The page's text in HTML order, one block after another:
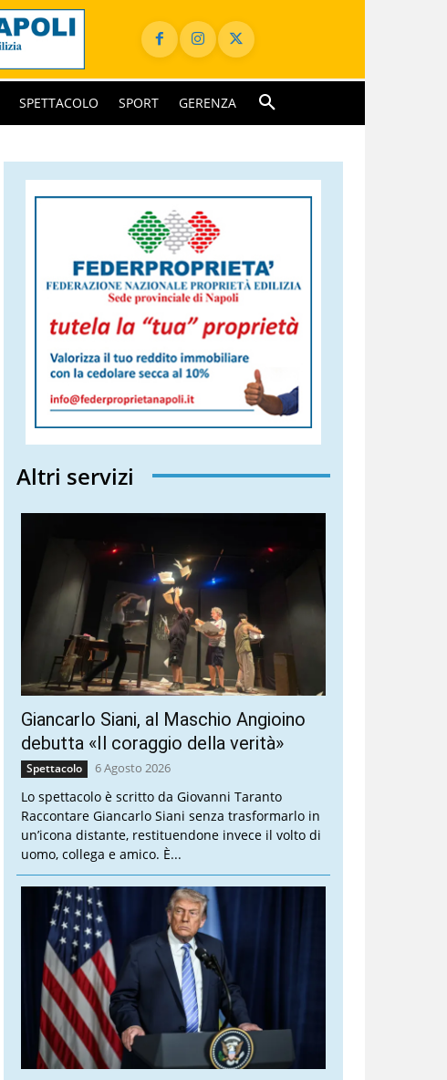
SPETTACOLO SPORT GERENZA
Altri servizi
Giancarlo Siani, al Maschio Angioino
debutta «Il coraggio della verità»
Spettacolo 6 Agosto 2026
Lo spettacolo è scritto da Giovanni Taranto
Raccontare Giancarlo Siani senza trasformarlo in
un’icona distante, restituendone invece il volto di
uomo, collega e amico. È...